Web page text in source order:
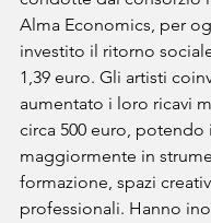
Alma Economics, per
investito il ritorno
1,39 euro. Gli artisti
aumentato i loro ricavi
circa 500 euro, potendo
maggiormente in
formazione, spazi
professionali. Hanno